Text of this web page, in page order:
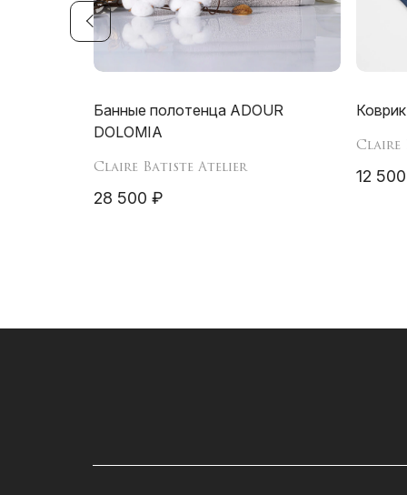
Банные полотенца ADOUR
DOLOMIA
Claire Batiste Atelier
28 500 ₽
Claire
12